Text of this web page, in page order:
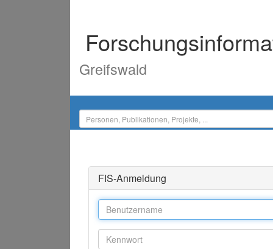
Greifswald
FIS-Anmeldung